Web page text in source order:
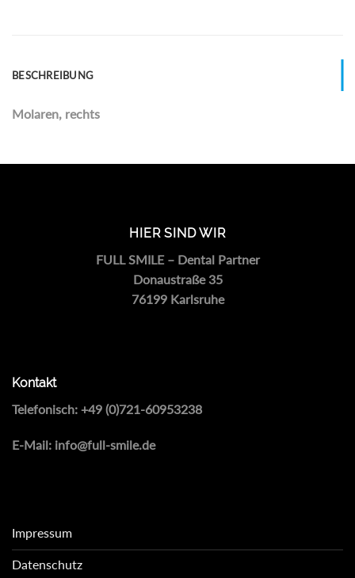
BESCHREIBUNG
Molaren, rechts
HIER SIND WIR
FULL SMILE – Dental Partner
Donaustraße 35
76199 Karlsruhe
Kontakt
Telefonisch: +49 (0)721-60953238
E-Mail: info@full-smile.de
Impressum
Datenschutz